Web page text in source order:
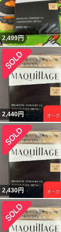
2,499円
2,440円
2,430円